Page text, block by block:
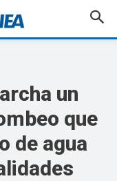
un
que
de agua